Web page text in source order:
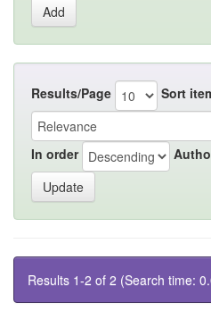
Results/Page Sort
In order
Results 1-2 of 2 (Search time: